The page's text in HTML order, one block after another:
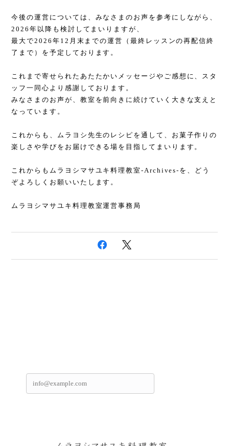
今後の運営については、みなさまのお声を参考にしながら、
2026年以降も検討してまいりますが、
最大で2026年12月末までの運営（最終レッスンの再配信終
了まで）を予定しております。
これまで寄せられたあたたかいメッセージやご感想に、スタ
ッフ一同心より感謝しております。
みなさまのお声が、教室を前向きに続けていく大きな支えと
なっています。
これからも、ムラヨシ先生のレシピを通して、お菓子作りの
楽しさや学びをお届けできる場を目指してまいります。
これからもムラヨシマサユキ料理教室-Archives-を、どう
ぞよろしくお願いいたします。
ムラヨシマサユキ料理教室運営事務局